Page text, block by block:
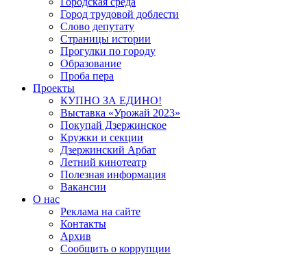
Город трудовой доблести
Слово депутату
Страницы истории
Прогулки по городу
Образование
Проба пера
Проекты
КУПНО ЗА ЕДИНО!
Выставка «Урожай 2023»
Покупай Дзержинское
Кружки и секции
Дзержинский Арбат
Летний кинотеатр
Полезная информация
Вакансии
О нас
Реклама на сайте
Контакты
Архив
Сообщить о коррупции